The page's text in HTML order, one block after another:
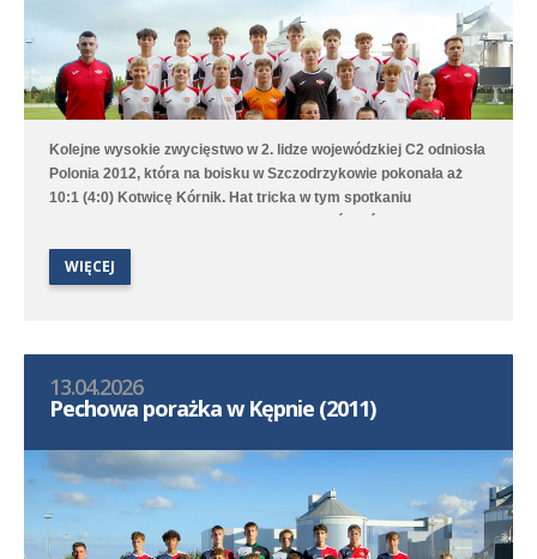
Kolejne wysokie zwycięstwo w 2. lidze wojewódzkiej C2 odniosła
Polonia 2012, która na boisku w Szczodrzykowie pokonała aż
10:1 (4:0) Kotwicę Kórnik. Hat tricka w tym spotkaniu
skompletował Karol Marciniak. Drugi zespół, który rywalizuje w
WIĘCEJ
13.04.2026
Pechowa porażka w Kępnie (2011)